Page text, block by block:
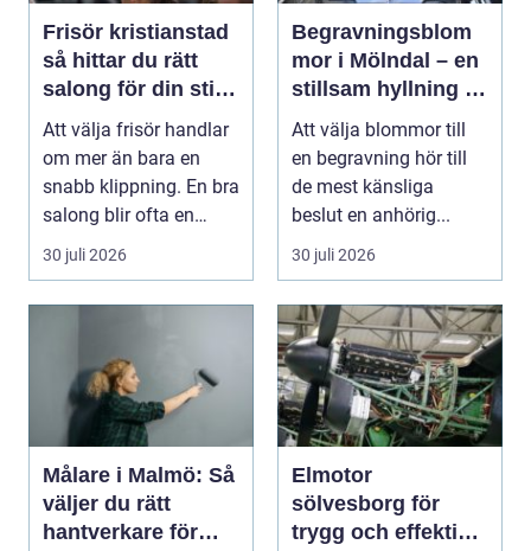
Frisör kristianstad
så hittar du rätt
salong för din stil
och vardag
Att välja frisör handlar
om mer än bara en
snabb klippning. En bra
salong blir ofta en
trygg punkt i...
30 juli 2026
Begravningsblom
mor i Mölndal – en
stillsam hyllning i
livets svåraste
stund
Att välja blommor till
en begravning hör till
de mest känsliga
beslut en anhörig...
30 juli 2026
Målare i Malmö: Så
väljer du rätt
hantverkare för
Elmotor
sölvesborg för
trygg och effektiv